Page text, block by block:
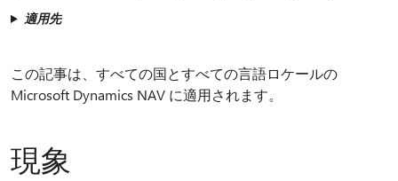
適用先
この記事は、すべての国とすべての言語ロケールの
Microsoft Dynamics NAV に適用されます。
現象